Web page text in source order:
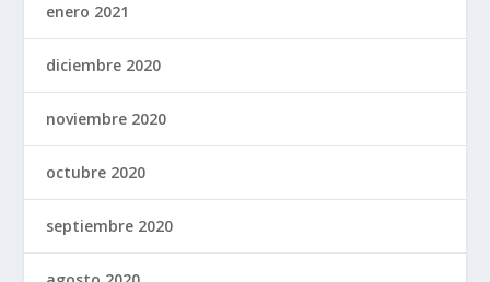
enero 2021
diciembre 2020
noviembre 2020
octubre 2020
septiembre 2020